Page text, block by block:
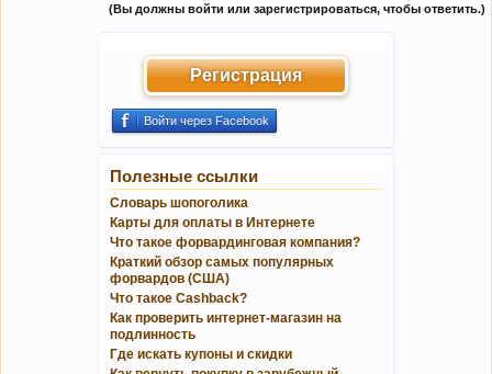
(Вы должны войти или зарегистрироваться, чтобы ответить.)
Регистрация
Войти через Facebook
Полезные ссылки
Словарь шопоголика
Карты для оплаты в Интернете
Что такое форвардинговая компания?
Краткий обзор самых популярных
форвардов (США)
Что такое Cashback?
Как проверить интернет-магазин на
подлинность
Где искать купоны и скидки